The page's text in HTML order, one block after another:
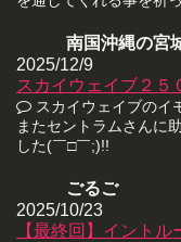
南国沖縄の宮
2025/12/9
スカイウェイブ２５
スカイウェイブのイ
またセントラムさんに
した(￣□￣;)!!
ごるご
2025/10/23
【最終回】イント